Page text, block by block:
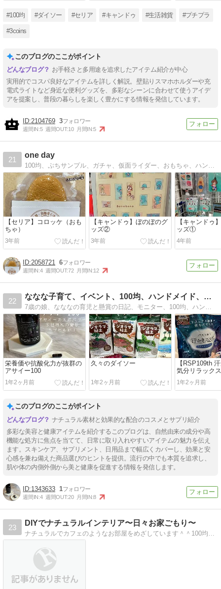
#100均 #ダイソー #セリア #キャンドゥ #生活雑貨 #プチプラ
#3coins
このブログのここがポイント
お手軽さと多用途を追求したアイテム紹介が中心
実用的でコスパ良好なアイテムを詳しく解説。壁貼りスマホホルダーや充
電式ライトなど身近な便利グッズを、多彩なシーンに合わせて使うアイデ
アを提案し、普段の暮らしを楽しく豊かにする情報を発信しています。
2104769 3
週間IN:5 週間OUT:10 月間IN:5
21
one day
【セリア】コロッケ（おも
ちゃ）
3年前
【キャンドゥ】ぼのぼのグ
ッズ②
3年前
【キャンドゥ
ッズ①
4年前
2058721 6
週間IN:4 週間OUT:72 月間IN:12
22
ななな子育て、イベント、100均、ハンドメイド、懸賞日記
栄養価や抗酸化力が抜群の
アサイー100
1年2ヶ月前
久々のダイソー
1年2ヶ月前
【RSP109th
気分リラック
1年2ヶ月前
このブログのここがポイント
ナチュラル素材と効果的な配合のコスメとサプリ紹介
多彩な美容と健康アイテムを紹介するこのブログは、自然由来の成分や高
機能な処方に焦点を当てて、日常に取り入れやすいアイテムの魅力を伝え
ます。スキンケア、サプリメント、日用品まで幅広くカバーし、効果と安
心感を兼ね備えた商品選びのヒントを提供。流行の中でも本質を追求し、
肌や体の内側外側から美と健康を促進する情報を発信します。
1343633 1
週間IN:4 週間OUT:20 月間IN:8
23
DIYでナチュラルインテリア〜日々お家ごもり〜